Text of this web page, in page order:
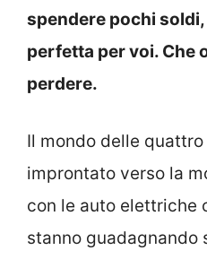
spendere pochi
perfetta per voi. Che
perdere.
Il mondo delle
improntato verso la
con le auto elettriche
stanno guadagnando